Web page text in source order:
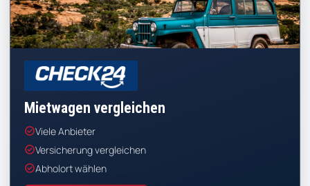
CHECK24
Mietwagen vergleichen
check_circleViele Anbieter
check_circleVersicherung vergleichen
check_circleAbholort wählen